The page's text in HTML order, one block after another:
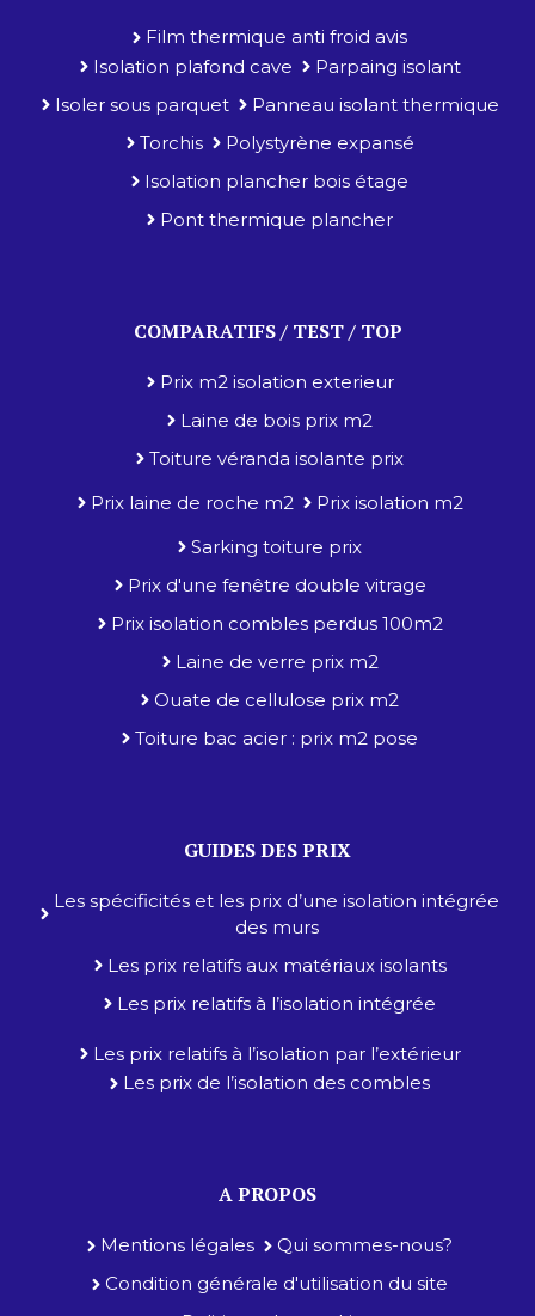
Film thermique anti froid avis
Isolation plafond cave
Parpaing isolant
Isoler sous parquet
Panneau isolant thermique
Torchis
Polystyrène expansé
Isolation plancher bois étage
Pont thermique plancher
COMPARATIFS / TEST / TOP
Prix m2 isolation exterieur
Laine de bois prix m2
Toiture véranda isolante prix
Prix laine de roche m2
Prix isolation m2
Sarking toiture prix
Prix d'une fenêtre double vitrage
Prix isolation combles perdus 100m2
Laine de verre prix m2
Ouate de cellulose prix m2
Toiture bac acier : prix m2 pose
GUIDES DES PRIX
Les spécificités et les prix d’une isolation intégrée
des murs
Les prix relatifs aux matériaux isolants
Les prix relatifs à l’isolation intégrée
Les prix relatifs à l’isolation par l’extérieur
Les prix de l’isolation des combles
A PROPOS
Mentions légales
Qui sommes-nous?
Condition générale d'utilisation du site